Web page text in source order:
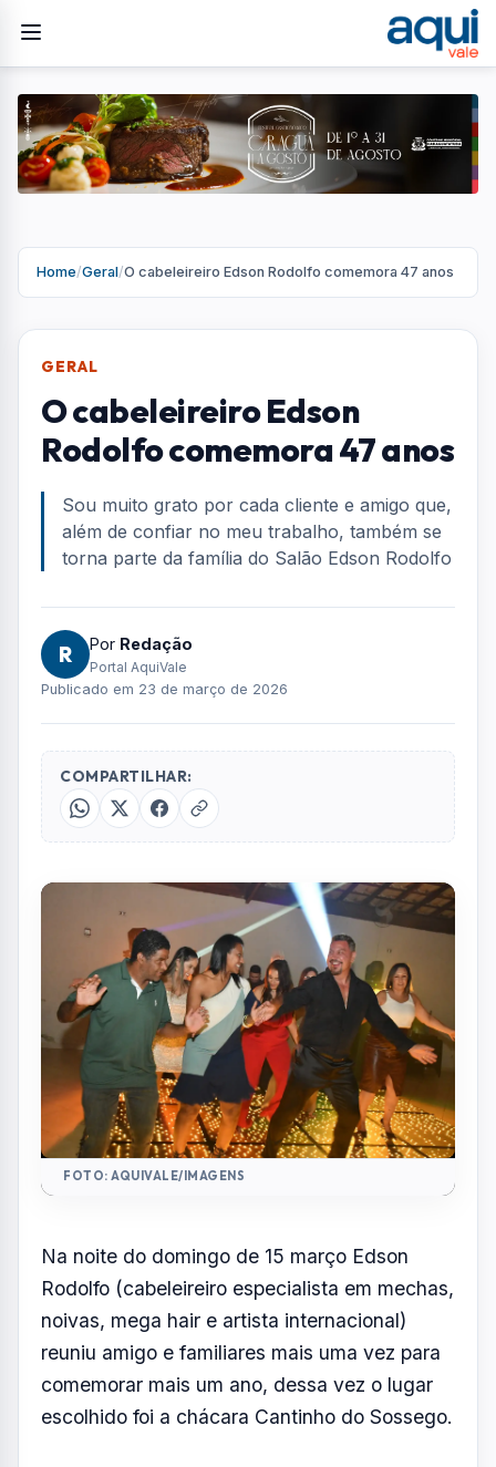
Home/Geral/O cabeleireiro Edson Rodolfo comemora 47 anos
GERAL
O cabeleireiro Edson
Rodolfo comemora 47 anos
Sou muito grato por cada cliente e amigo que,
além de confiar no meu trabalho, também se
torna parte da família do Salão Edson Rodolfo
R Por Redação
Portal AquiVale
Publicado em 23 de março de 2026
COMPARTILHAR:
FOTO: AQUIVALE/IMAGENS
Na noite do domingo de 15 março Edson
Rodolfo (cabeleireiro especialista em mechas,
noivas, mega hair e artista internacional)
reuniu amigo e familiares mais uma vez para
comemorar mais um ano, dessa vez o lugar
escolhido foi a chácara Cantinho do Sossego.